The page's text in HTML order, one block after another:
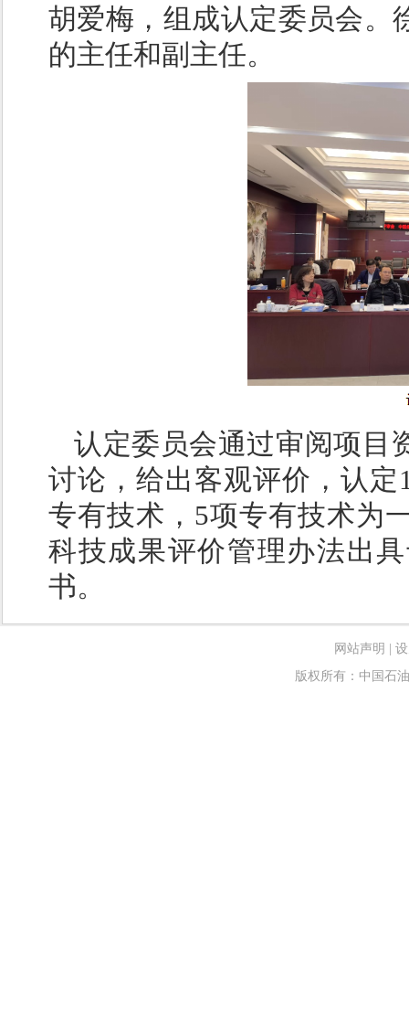
胡爱梅，组成认定委员会。
的主任和副主任。
认定委员会通过审阅项目
讨论，给出客观评价，认
专有技术，5项专有技术为
科技成果评价管理办法出
书。
网站声明
版权所有：中国石